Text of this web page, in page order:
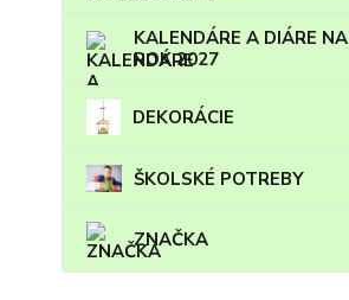
KALENDÁRE A DIÁRE NA
ROK 2027
DEKORÁCIE
ŠKOLSKÉ POTREBY
ZNAČKA